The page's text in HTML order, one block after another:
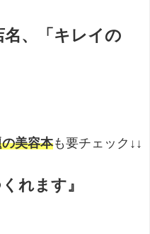
名、
「キレイの
美容本も要チェック↓↓
れます』